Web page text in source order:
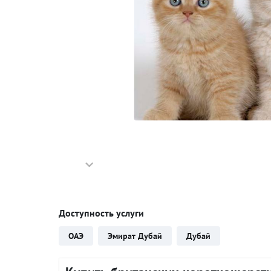
Доступность услуги
ОАЭ Эмират Дубай Дубай